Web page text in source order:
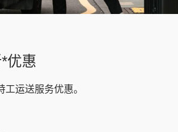
优惠
运送服务优惠。